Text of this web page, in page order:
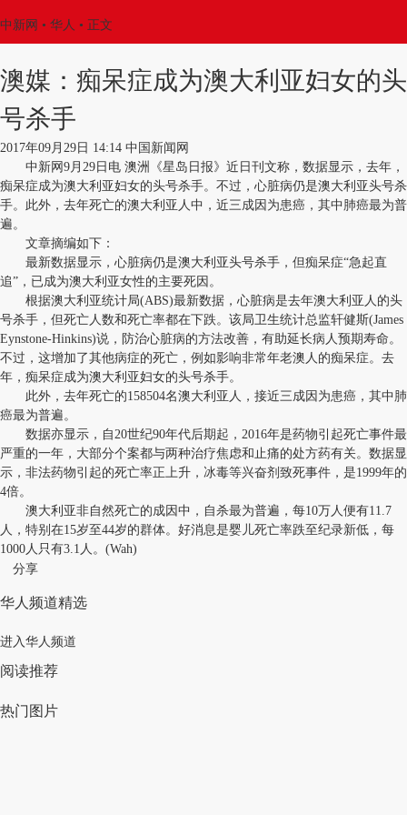
中新网 • 华人 • 正文
澳媒：痴呆症成为澳大利亚妇女的头
号杀手
2017年09月29日 14:14 中国新闻网
中新网9月29日电 澳洲《星岛日报》近日刊文称，数据显示，去年，
痴呆症成为澳大利亚妇女的头号杀手。不过，心脏病仍是澳大利亚头号杀
手。此外，去年死亡的澳大利亚人中，近三成因为患癌，其中肺癌最为普
遍。
文章摘编如下：
最新数据显示，心脏病仍是澳大利亚头号杀手，但痴呆症“急起直
追”，已成为澳大利亚女性的主要死因。
根据澳大利亚统计局(ABS)最新数据，心脏病是去年澳大利亚人的头
号杀手，但死亡人数和死亡率都在下跌。该局卫生统计总监轩健斯(James
Eynstone-Hinkins)说，防治心脏病的方法改善，有助延长病人预期寿命。
不过，这增加了其他病症的死亡，例如影响非常年老澳人的痴呆症。去
年，痴呆症成为澳大利亚妇女的头号杀手。
此外，去年死亡的158504名澳大利亚人，接近三成因为患癌，其中肺
癌最为普遍。
数据亦显示，自20世纪90年代后期起，2016年是药物引起死亡事件最
严重的一年，大部分个案都与两种治疗焦虑和止痛的处方药有关。数据显
示，非法药物引起的死亡率正上升，冰毒等兴奋剂致死事件，是1999年的
4倍。
澳大利亚非自然死亡的成因中，自杀最为普遍，每10万人便有11.7
人，特别在15岁至44岁的群体。好消息是婴儿死亡率跌至纪录新低，每
1000人只有3.1人。(Wah)
分享
华人频道精选
进入华人频道
阅读推荐
热门图片